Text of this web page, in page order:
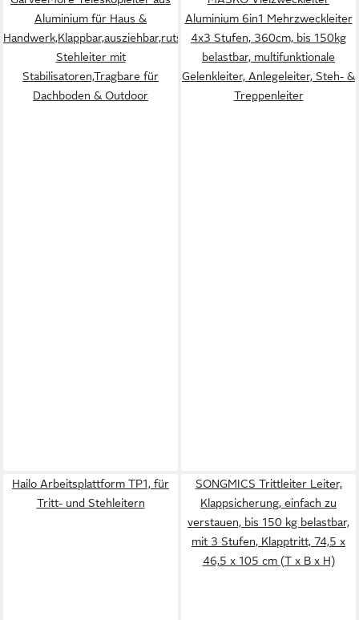
Aluminium für Haus &
Handwerk,Klappbar,ausziehbar,rutschfest,
Stehleiter mit
Stabilisatoren,Tragbare für
Dachboden & Outdoor
Aluminium 6in1 Mehrzweckleiter
4x3 Stufen, 360cm, bis 150kg
belastbar, multifunktionale
Gelenkleiter, Anlegeleiter, Steh- &
Treppenleiter
Hailo Arbeitsplattform TP1, für
Tritt- und Stehleitern
SONGMICS Trittleiter Leiter,
Klappsicherung, einfach zu
verstauen, bis 150 kg belastbar,
mit 3 Stufen, Klapptritt, 74,5 x
46,5 x 105 cm (T x B x H)